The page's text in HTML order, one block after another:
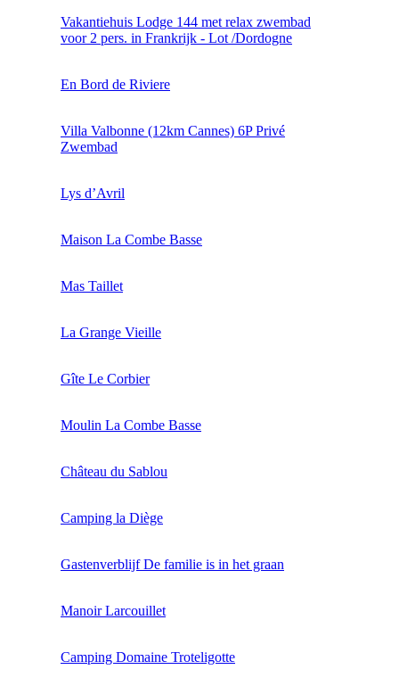
Vakantiehuis Lodge 144 met relax zwembad
voor 2 pers. in Frankrijk - Lot /Dordogne
En Bord de Riviere
Villa Valbonne (12km Cannes) 6P Privé
Zwembad
Lys d’Avril
Maison La Combe Basse
Mas Taillet
La Grange Vieille
Gîte Le Corbier
Moulin La Combe Basse
Château du Sablou
Camping la Diège
Gastenverblijf De familie is in het graan
Manoir Larcouillet
Camping Domaine Troteligotte